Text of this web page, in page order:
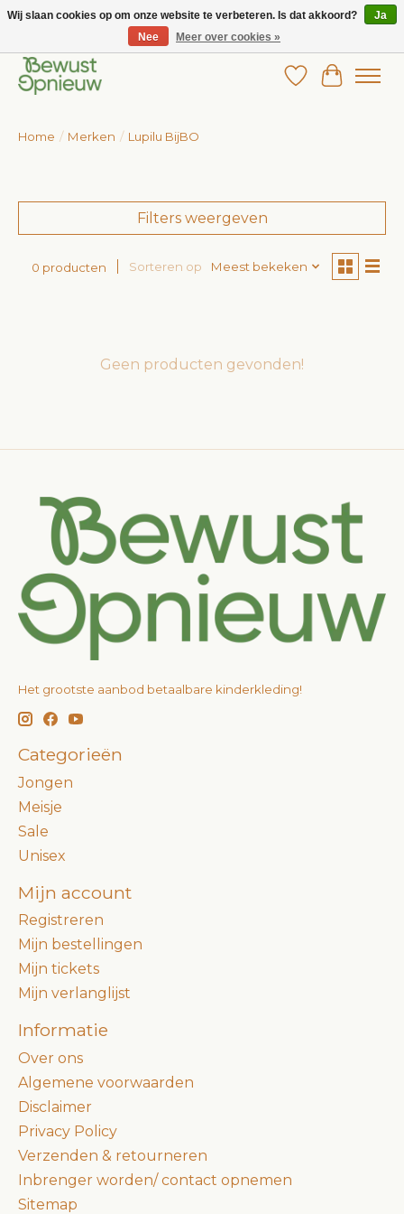
Wij bieden het grootste aanbod in betaalbare kinderkleding!
Verlanglijst
Home / Merken / Lupilu BijBO
Filters weergeven
0 producten Sorteren op Meest bekeken
Geen producten gevonden!
Het grootste aanbod betaalbare kinderkleding!
Categorieën
Jongen
Meisje
Sale
Unisex
Mijn account
Registreren
Mijn bestellingen
Mijn tickets
Mijn verlanglijst
Informatie
Over ons
Algemene voorwaarden
Disclaimer
Privacy Policy
Verzenden & retourneren
Inbrenger worden/ contact opnemen
Sitemap
Wij slaan cookies op om onze website te verbeteren. Is dat akkoord?
Ja
Nee
Meer over cookies »